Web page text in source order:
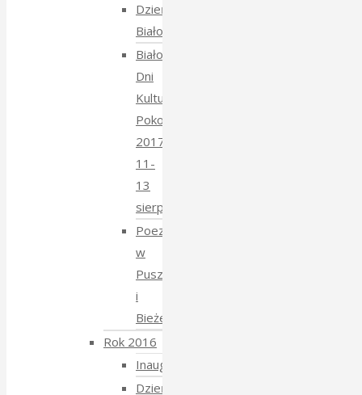
Dzień
Białoruski
Białowieskie
Dni
Kultury
Pokoju
2017
11-
13
sierpnia
Poezja
w
Puszczy
i
Bieżeństwo
Rok 2016
Inauguracja
Dzień